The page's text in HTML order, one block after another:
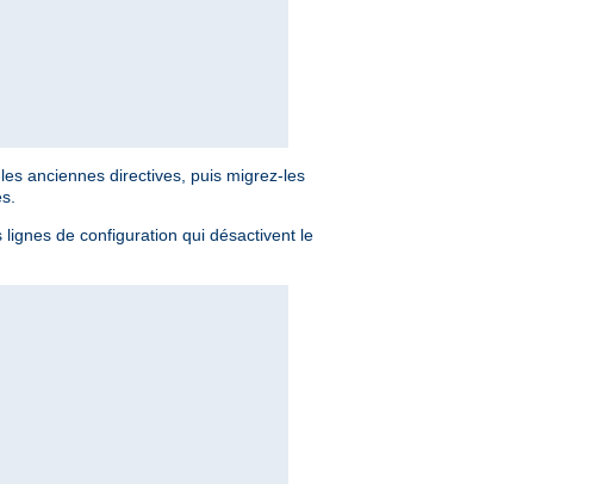
anciennes directives, puis migrez-les
lignes de configuration qui désactivent le